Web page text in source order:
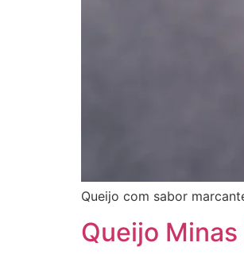
Queijo com sabor
Queijo Minas